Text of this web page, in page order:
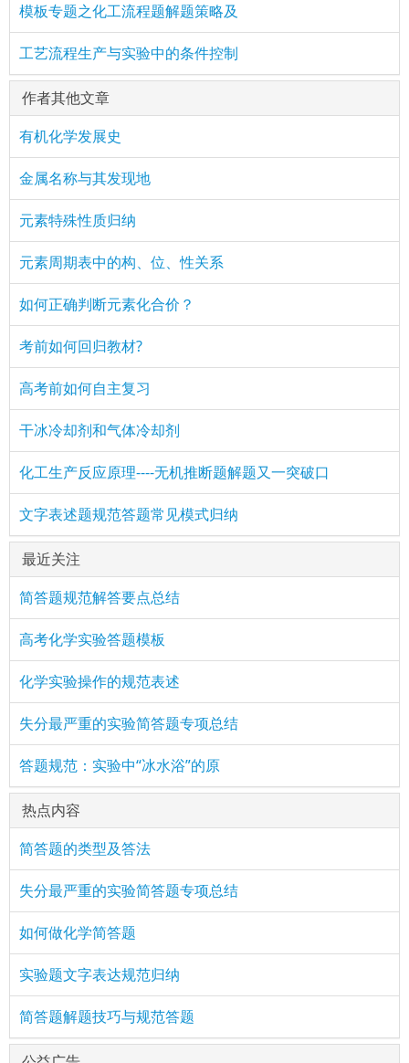
模板专题之化工流程题解题策略及
工艺流程生产与实验中的条件控制
作者其他文章
有机化学发展史
金属名称与其发现地
元素特殊性质归纳
元素周期表中的构、位、性关系
如何正确判断元素化合价？
考前如何回归教材?
高考前如何自主复习
干冰冷却剂和气体冷却剂
化工生产反应原理----无机推断题解题又一突破口
文字表述题规范答题常见模式归纳
最近关注
简答题规范解答要点总结
高考化学实验答题模板
化学实验操作的规范表述
失分最严重的实验简答题专项总结
答题规范：实验中“冰水浴”的原
热点内容
简答题的类型及答法
失分最严重的实验简答题专项总结
如何做化学简答题
实验题文字表达规范归纳
简答题解题技巧与规范答题